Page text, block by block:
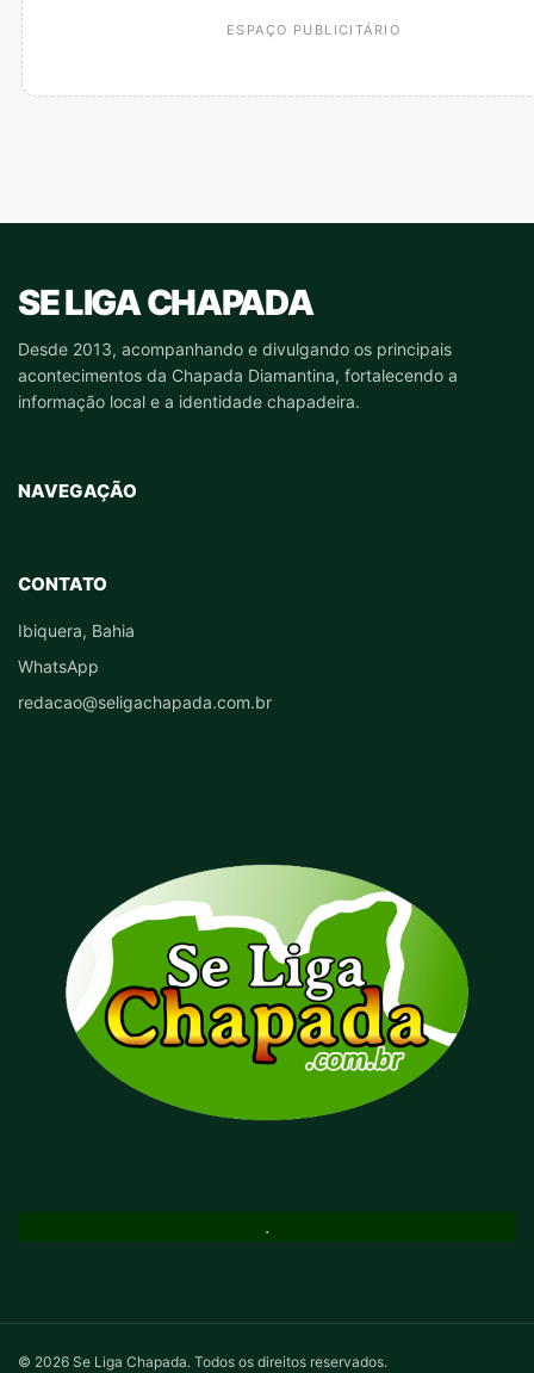
ESPAÇO PUBLICITÁRIO
SE LIGA CHAPADA
Desde 2013, acompanhando e divulgando os principais
acontecimentos da Chapada Diamantina, fortalecendo a
informação local e a identidade chapadeira.
NAVEGAÇÃO
CONTATO
Ibiquera, Bahia
WhatsApp
redacao@seligachapada.com.br
.
© 2026 Se Liga Chapada. Todos os direitos reservados.